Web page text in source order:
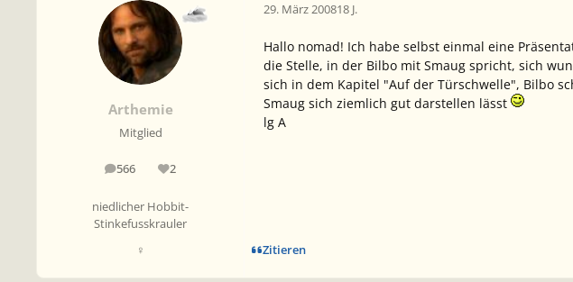
Arthemie
Mitglied
566
Beiträge 2
Reputation
niedlicher Hobbit-
Stinkefusskrauler
♀
29. März 200818 J.
Hallo nomad! Ich habe selbst einmal eine
die Stelle, in der Bilbo mit Smaug spricht, sich
sich in dem Kapitel "Auf der Türschwelle", Bilbo
Smaug sich ziemlich gut darstellen lässt
lg A
Zitieren